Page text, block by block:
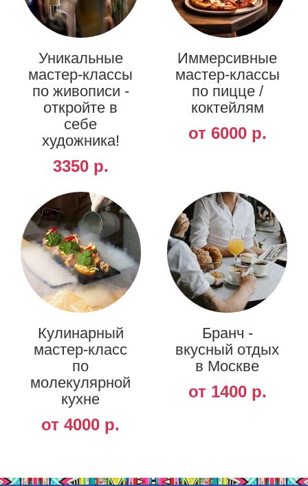
Уникальные
мастер-классы
по живописи -
откройте в
себе
художника!
3350 р.
Иммерсивные
мастер-классы
по пицце /
коктейлям
от 6000 р.
Кулинарный
мастер-класс
по
молекулярной
кухне
от 4000 р.
Бранч -
вкусный отдых
в Москве
от 1400 р.